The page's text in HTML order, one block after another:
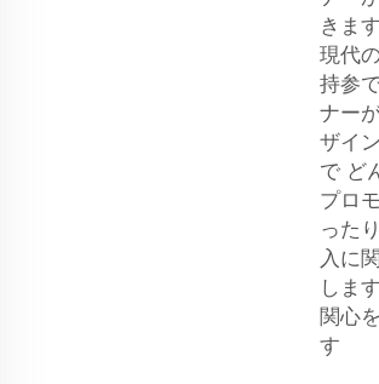
きま
現代
持参
ナー
ザイ
で ど
プロ
った
入に
しま
関心
す